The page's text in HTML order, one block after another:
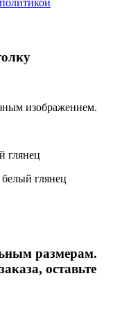
изображением.
глянец
глянец
размерам.
оставьте